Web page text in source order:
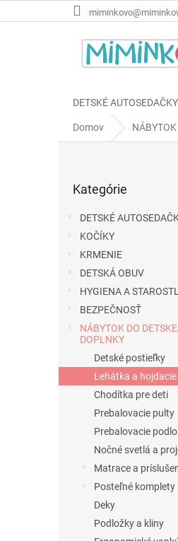
na
DETSKÉ AUTOSEDAČKY
Domov
kategórie
Kategórie
DETSKÉ
KOČÍKY
KRMENIE
DETSKÁ OBUV
HYGIENA A
BEZPEČNOSŤ
NÁBYTOK DO
DOPLNKY
Detské postieľky
Lehátka a
Chodítka pre deti
Prebalovacie pulty
Prebalovacie
Nočné svetlá a
Matrace a
Posteľné komplety
Deky
Podložky a kliny